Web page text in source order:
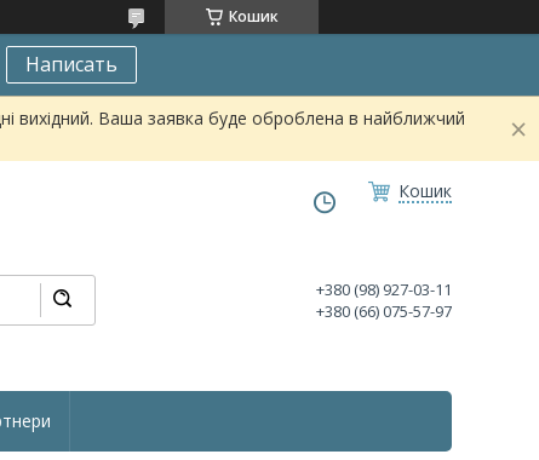
Кошик
Написать
вихідний. Ваша заявка буде оброблена в найближчий
Кошик
+380 (98) 927-03-11
+380 (66) 075-57-97